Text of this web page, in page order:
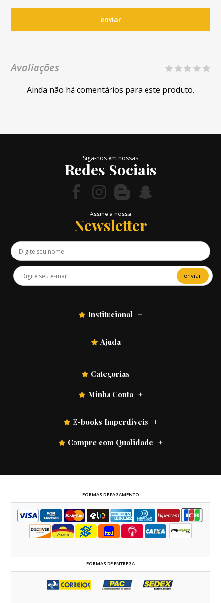
enviar
Avaliações
Ainda não há comentários para este produto.
Siga-nos em nossas
Redes Sociais
Assine a nossa
Newsletter
enviar
Institucional
Ajuda
Categorias
Minha Conta
E-books Imperdíveis
Compre com Qualidade
FORMAS DE PAGAMENTO
FORMAS DE ENTREGA